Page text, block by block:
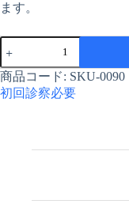
ます。
バ
ラ
シ
ク
ロ
商品コード: SKU-0090
初回診察必要